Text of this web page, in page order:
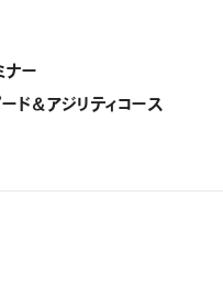
ナー
ド＆アジリティコース